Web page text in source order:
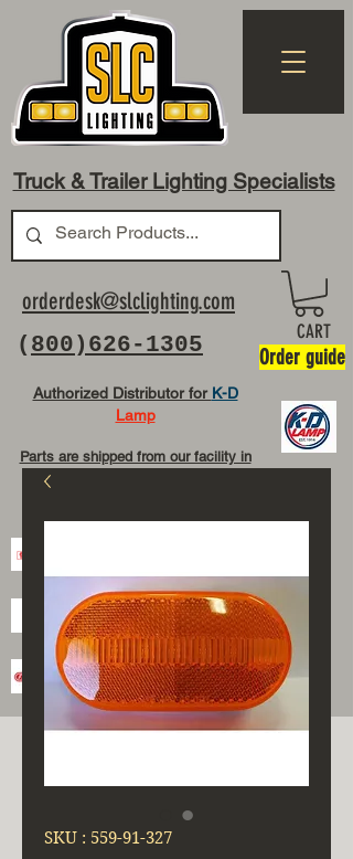
Truck & Trailer Lighting Specialists
( 800)626-1305
orderdesk@slclighting.com
Authorized Distributor for K-D
Lamp
Parts are shipped from our facility in
CART
Order guide
SKU : 559-91-327